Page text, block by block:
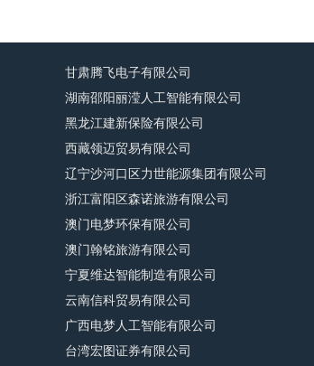
甘肃腾飞电子有限公司
湖南邵阳丽滢人工智能有限公司
黑龙江建新保险有限公司
西藏领迈贸易有限公司
辽宁沙河口区力世能源集团有限公司
浙江富阳区森诺旅游有限公司
澳门电梦环保有限公司
澳门翰铭旅游有限公司
宁夏维达智能制造有限公司
云南信科贸易有限公司
广西电梦人工智能有限公司
台湾宏图证券有限公司